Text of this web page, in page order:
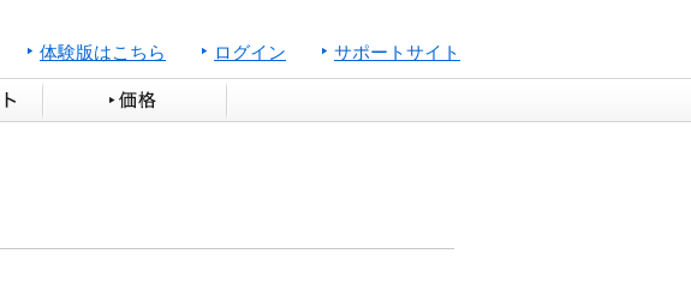
体験版はこちら ログイン サポートサイト